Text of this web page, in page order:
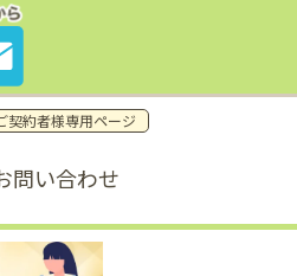
契約者様専用ページ
問い合わせ